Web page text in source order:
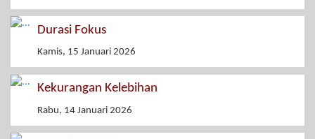
Durasi Fokus
Kamis, 15 Januari 2026
Kekurangan Kelebihan
Rabu, 14 Januari 2026